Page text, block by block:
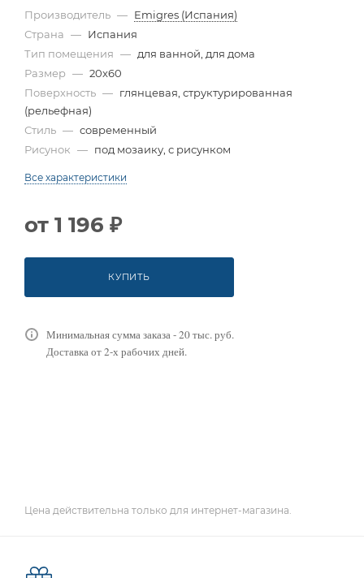
Производитель — Emigres (Испания)
Страна — Испания
Тип помещения — для ванной, для дома
Размер — 20x60
Поверхность — глянцевая, структурированная
(рельефная)
Стиль — современный
Рисунок — под мозаику, с рисунком
Все характеристики
от 1 196 ₽
КУПИТЬ
Минимальная сумма заказа - 20 тыс. руб.
Доставка от 2-х рабочих дней.
Цена действительна только для интернет-магазина.